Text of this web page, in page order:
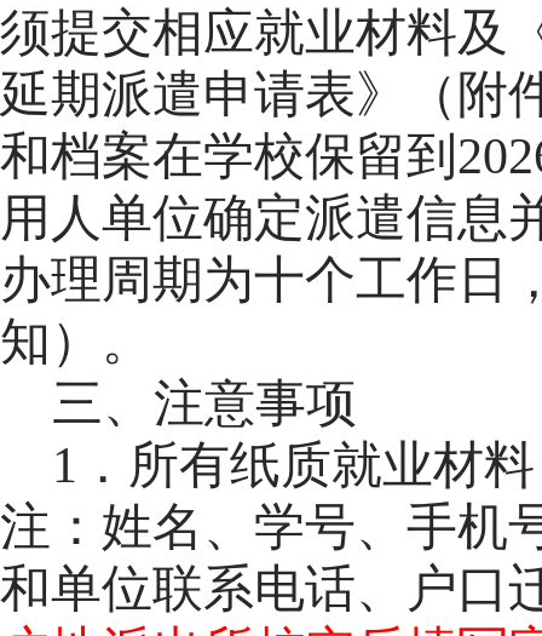
须提交相应就业材料及
延期派遣申请表》（附
和档案在学校保留到
用人单位确定派遣信息
办理周期为十个工作日
知）。
三、注意事项
1．所有纸质就业材
注：姓名、学号、手机
和单位联系电话、户口